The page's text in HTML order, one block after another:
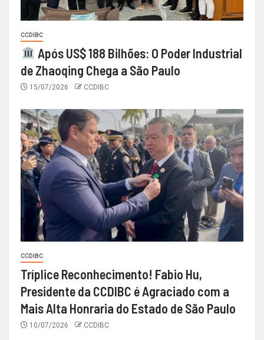
CCDIBC
Após US$ 188 Bilhões: O Poder Industrial
de Zhaoqing Chega a São Paulo
15/07/2026 CCDIBC
CCDIBC
Tríplice Reconhecimento! Fabio Hu,
Presidente da CCDIBC é Agraciado com a
Mais Alta Honraria do Estado de São Paulo
10/07/2026 CCDIBC